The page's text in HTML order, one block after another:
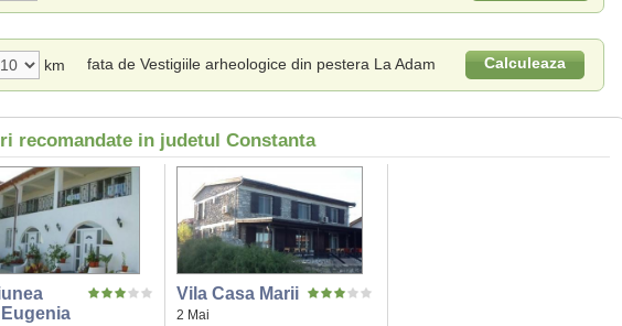
km fata de Vestigiile arheologice din pestera La Adam Calculeaza
recomandate in judetul Constanta
Vila Casa Marii
2 Mai